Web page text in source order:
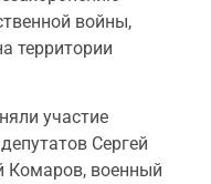
войны,
территории
участие
Сергей
Комаров, военный